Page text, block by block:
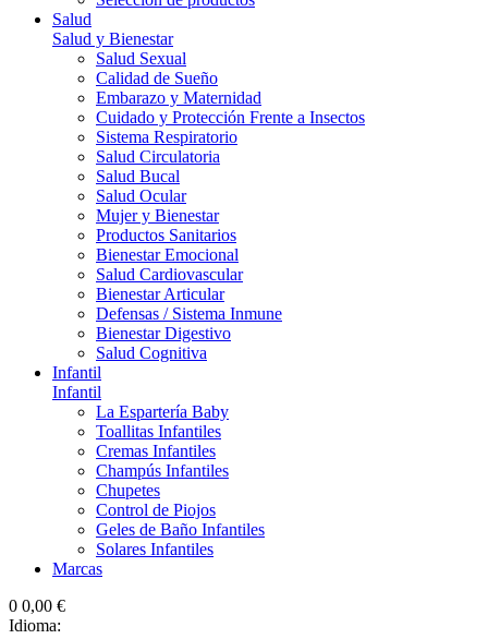
Salud
Salud y Bienestar
Salud Sexual
Calidad de Sueño
Embarazo y Maternidad
Cuidado y Protección Frente a Insectos
Sistema Respiratorio
Salud Circulatoria
Salud Bucal
Salud Ocular
Mujer y Bienestar
Productos Sanitarios
Bienestar Emocional
Salud Cardiovascular
Bienestar Articular
Defensas / Sistema Inmune
Bienestar Digestivo
Salud Cognitiva
Infantil
Infantil
La Espartería Baby
Toallitas Infantiles
Cremas Infantiles
Champús Infantiles
Chupetes
Control de Piojos
Geles de Baño Infantiles
Solares Infantiles
Marcas
0 0,00 €
Idioma: